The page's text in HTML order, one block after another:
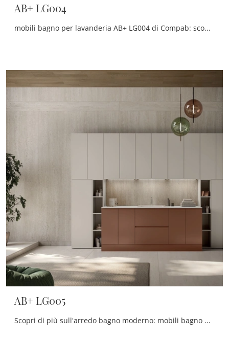
AB+ LG004
mobili bagno per lavanderia AB+ LG004 di Compab: scopri l'Arredo Bagno in laccato opaco moderno e arreda la stanza del benessere.
AB+ LG005
Scopri di più sull'arredo bagno moderno: mobili bagno per lavanderia in laccato opaco come il modello AB+ LG005 di Compab ti attendono.